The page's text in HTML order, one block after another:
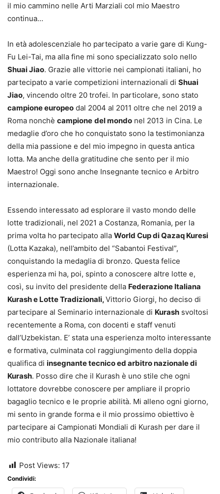
il mio cammino nelle Arti Marziali col mio Maestro
continua…
In età adolescenziale ho partecipato a varie gare di Kung-
Fu Lei-Tai, ma alla fine mi sono specializzato solo nello
Shuai Jiao. Grazie alle vittorie nei campionati italiani, ho
partecipato a varie competizioni internazionali di Shuai
Jiao, vincendo oltre 20 trofei. In particolare, sono stato
campione europeo dal 2004 al 2011 oltre che nel 2019 a
Roma nonchè campione del mondo nel 2013 in Cina. Le
medaglie d’oro che ho conquistato sono la testimonianza
della mia passione e del mio impegno in questa antica
lotta. Ma anche della gratitudine che sento per il mio
Maestro! Oggi sono anche Insegnante tecnico e Arbitro
internazionale.
Essendo interessato ad esplorare il vasto mondo delle
lotte tradizionali, nel 2021 a Costanza, Romania, per la
prima volta ho partecipato alla World Cup di Qazaq Kuresi
(Lotta Kazaka), nell’ambito del “Sabantoi Festival”,
conquistando la medaglia di bronzo. Questa felice
esperienza mi ha, poi, spinto a conoscere altre lotte e,
così, su invito del presidente della Federazione Italiana
Kurash e Lotte Tradizionali,Vittorio Giorgi, ho deciso di
partecipare al Seminario internazionale di Kurash svoltosi
recentemente a Roma, con docenti e staff venuti
dall’Uzbekistan. E’ stata una esperienza molto interessante
e formativa, culminata col raggiungimento della doppia
qualifica di insegnante tecnico ed arbitro nazionale di
Kurash. Posso dire che il Kurash è uno stile che ogni
lottatore dovrebbe conoscere per ampliare il proprio
bagaglio tecnico e le proprie abilità. Mi alleno ogni giorno,
mi sento in grande forma e il mio prossimo obiettivo è
partecipare ai Campionati Mondiali di Kurash per dare il
mio contributo alla Nazionale italiana!
Post Views: 17
Condividi: